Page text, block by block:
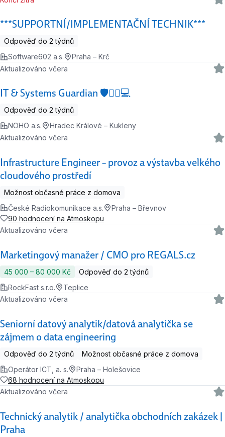
***SUPPORTNÍ/IMPLEMENTAČNÍ TECHNIK***
Odpověď do 2 týdnů
Software602 a.s.
Praha – Krč
IT & Systems Guardian 🛡️🧙‍♂️💻
Aktualizováno včera
Odpověď do 2 týdnů
NOHO a.s.
Hradec Králové – Kukleny
Infrastructure Engineer – provoz a výstavba velkého
cloudového prostředí
Aktualizováno včera
Možnost občasné práce z domova
České Radiokomunikace a.s.
Praha – Břevnov
90 hodnocení na Atmoskopu
Marketingový manažer / CMO pro REGALS.cz
Aktualizováno včera
45 000 ‍–‍ 80 000 Kč
Odpověď do 2 týdnů
RockFast s.r.o.
Teplice
Seniorní datový analytik/datová analytička se
zájmem o data engineering
Aktualizováno včera
Odpověď do 2 týdnů
Možnost občasné práce z domova
Operátor ICT, a. s.
Praha – Holešovice
68 hodnocení na Atmoskopu
Technický analytik / analytička obchodních zakázek |
Praha
Aktualizováno včera